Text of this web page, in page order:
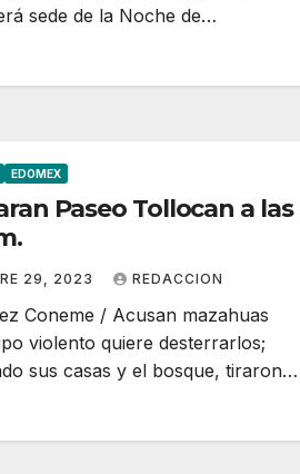
sede de la Noche de…
EDOMEX
Paseo Tollocan a las
29, 2023 REDACCION
Coneme / Acusan mazahuas
violento quiere desterrarlos;
sus casas y el bosque, tiraron…